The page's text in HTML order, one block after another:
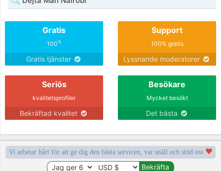
Gratis
100%
Gratis tjänster
Support
100% gratis
Lyssnande moderatorer
Seriös
kvalitetsprofiler
Bekräftad kvalitet
Besökare
Mycket besökt
Det bästa
Vi arbetar hårt för att ge dig den bästa servicen, var snäll och stöd oss